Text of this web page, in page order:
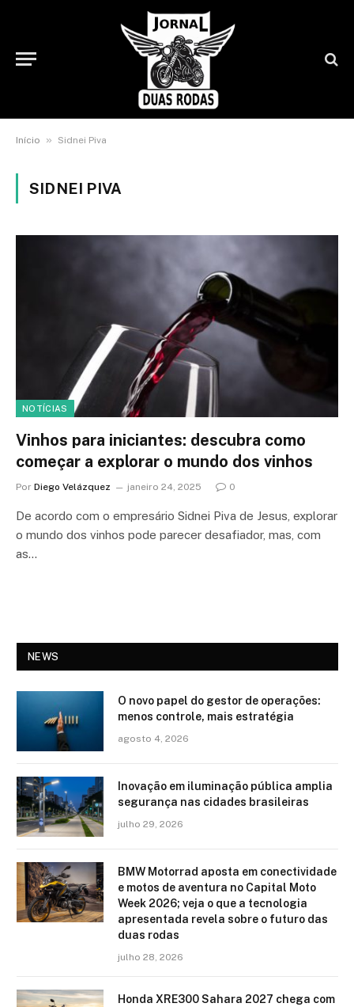
Início » Sidnei Piva
SIDNEI PIVA
NOTÍCIAS
Vinhos para iniciantes: descubra como
começar a explorar o mundo dos vinhos
Por Diego Velázquez janeiro 24, 2025 0
De acordo com o empresário Sidnei Piva de Jesus, explorar
o mundo dos vinhos pode parecer desafiador, mas, com
as…
NEWS
O novo papel do gestor de operações:
menos controle, mais estratégia
agosto 4, 2026
Inovação em iluminação pública amplia
segurança nas cidades brasileiras
julho 29, 2026
BMW Motorrad aposta em conectividade
e motos de aventura no Capital Moto
Week 2026; veja o que a tecnologia
apresentada revela sobre o futuro das
duas rodas
julho 28, 2026
Honda XRE300 Sahara 2027 chega com